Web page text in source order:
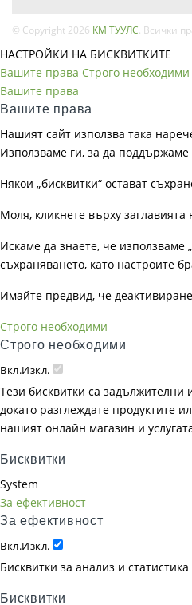
© Copyright 2026 КМ ТУУЛС . Всички
НАСТРОЙКИ НА БИСКВИТКИТЕ
Вашите права Строго необходими
Вашите права
Вашите права
Нашият сайт използва така
Използваме ги, за да поддържаме
Някои „бисквитки“ остават
Моля, кликнете върху
Искаме да знаете, че използваме
съхраняването, като настроите
Имайте предвид, че
Строго необходими
Строго необходими
Вкл.Изкл.
Тези бисквитки са
докато разглеждате продуктите
нашият онлайн магазин и
Бисквитки
System
За ефективност
За ефективност
Вкл.Изкл.
Бисквитки за анализ и
Бисквитки